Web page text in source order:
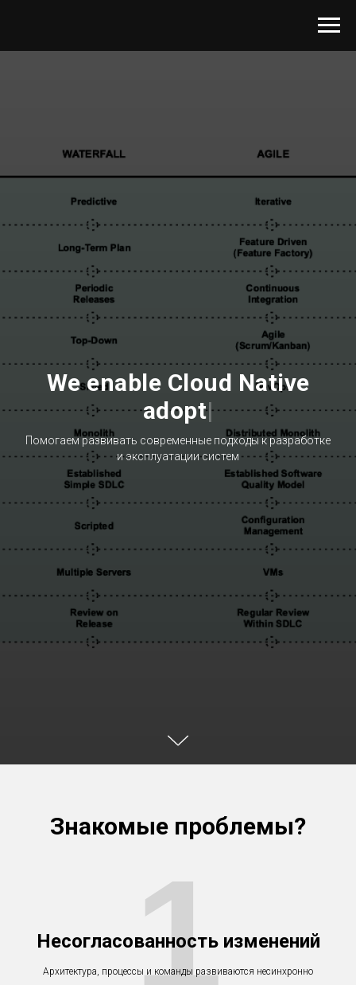
We enable Cloud Native
maturit|
Помогаем развивать современные подходы к разработке
и эксплуатации систем
Знакомые проблемы?
Несогласованность изменений
Архитектура, процессы и команды развиваются несинхронно
1